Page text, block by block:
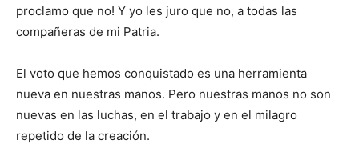
proclamo que no! Y yo les juro que no, a todas las
compañeras de mi Patria.
El voto que hemos conquistado es una herramienta
nueva en nuestras manos. Pero nuestras manos no son
nuevas en las luchas, en el trabajo y en el milagro
repetido de la creación.